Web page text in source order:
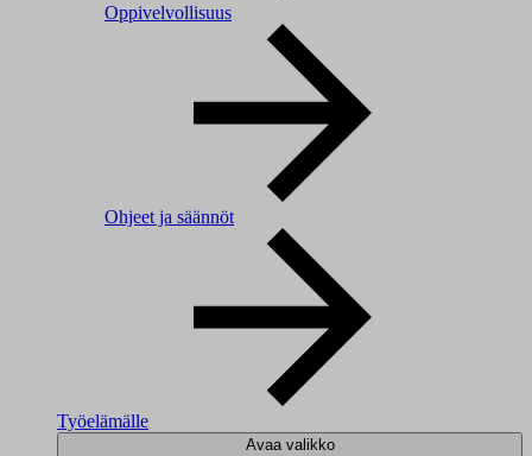
Oppivelvollisuus
Ohjeet ja säännöt
Työelämälle
Avaa valikko